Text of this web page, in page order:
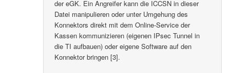
der eGK. Ein Angreifer kann die ICCSN in dieser
Datei manipulieren oder unter Umgehung des
Konnektors direkt mit dem Online-Service der
Kassen kommunizieren (eigenen IPsec Tunnel in
die TI aufbauen) oder eigene Software auf den
Konnektor bringen [3].